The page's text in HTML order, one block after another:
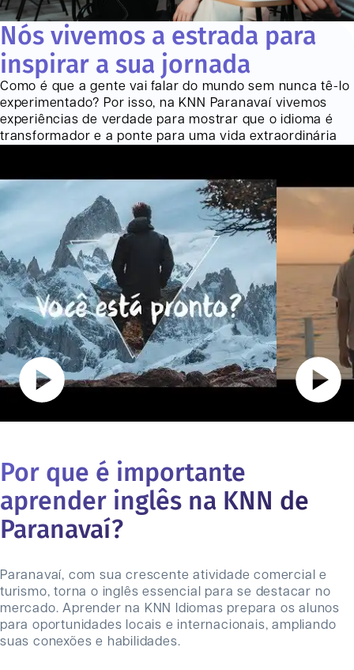
Nós vivemos a estrada para
inspirar a sua jornada
Como é que a gente vai falar do mundo sem nunca tê-lo
experimentado? Por isso, na KNN Paranavaí vivemos
experiências de verdade para mostrar que o idioma é
transformador e a ponte para uma vida extraordinária
Por que é importante
aprender inglês na KNN de
Paranavaí?
Paranavaí, com sua crescente atividade comercial e
turismo, torna o inglês essencial para se destacar no
mercado. Aprender na KNN Idiomas prepara os alunos
para oportunidades locais e internacionais, ampliando
suas conexões e habilidades.